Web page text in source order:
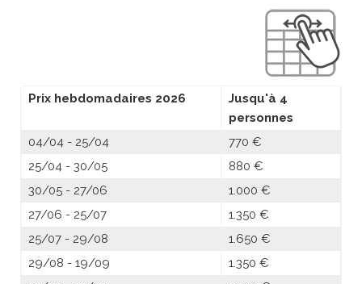
Prix hebdomadaires 2026
Jusqu'à 4
personnes
04/04 - 25/04
770 €
25/04 - 30/05
880 €
30/05 - 27/06
1.000 €
27/06 - 25/07
1.350 €
25/07 - 29/08
1.650 €
29/08 - 19/09
1.350 €